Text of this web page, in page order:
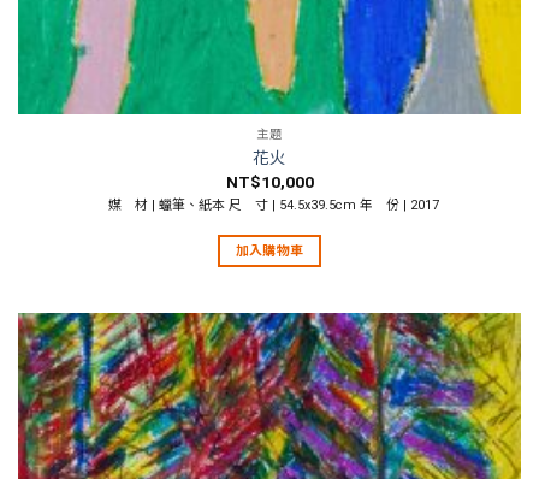
主題
花火
NT$10,000
媒 材 | 蠟筆、紙本 尺 寸 | 54.5x39.5cm 年 份 | 2017
加入購物車